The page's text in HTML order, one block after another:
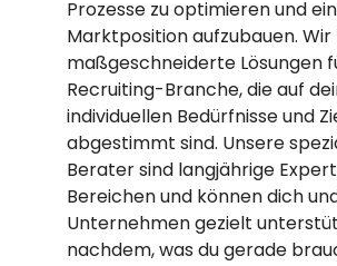
Prozesse zu optimieren und
Marktposition aufzubauen.
maßgeschneiderte Lösungen
Recruiting-Branche, die auf
individuellen Bedürfnisse und
abgestimmt sind. Unsere
Berater sind langjährige
Bereichen und können dich
Unternehmen gezielt
nachdem, was du gerade